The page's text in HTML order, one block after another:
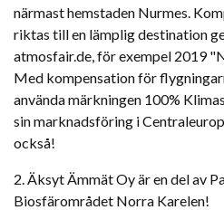
närmast hemstaden Nurmes.
riktas till en lämplig destination
atmosfair.de, för exempel 2019
Med kompensation för
använda märkningen 100%
sin marknadsföring i
också!
2. Äksyt Ämmät Oy är en del av
Biosfärområdet Norra Karelen!